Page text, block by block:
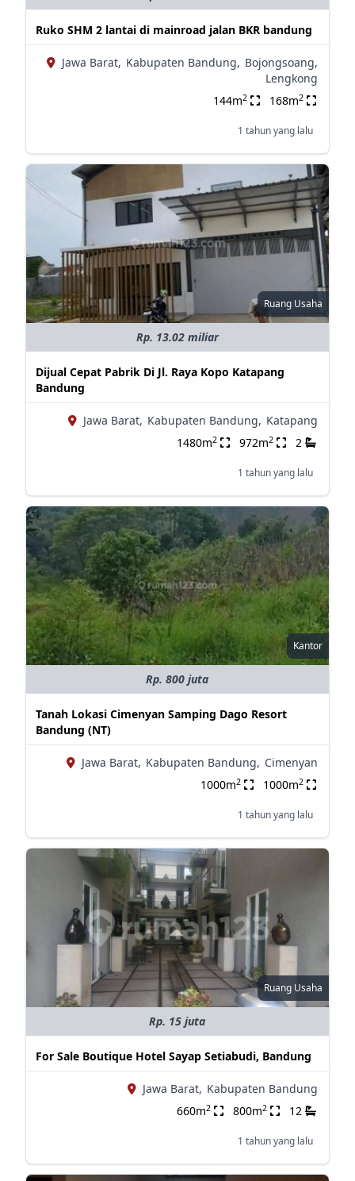
Ruko SHM 2 lantai di mainroad jalan BKR bandung
Jawa Barat, Kabupaten Bandung, Bojongsoang,
Lengkong
144m2 168m2
1 tahun yang lalu
Ruang Usaha
Rp. 13.02 miliar
Dijual Cepat Pabrik Di Jl. Raya Kopo Katapang
Bandung
Jawa Barat, Kabupaten Bandung, Katapang
1480m2 972m2 2
1 tahun yang lalu
Kantor
Rp. 800 juta
Tanah Lokasi Cimenyan Samping Dago Resort
Bandung (NT)
Jawa Barat, Kabupaten Bandung, Cimenyan
1000m2 1000m2
1 tahun yang lalu
Ruang Usaha
Rp. 15 juta
For Sale Boutique Hotel Sayap Setiabudi, Bandung
Jawa Barat, Kabupaten Bandung
660m2 800m2 12
1 tahun yang lalu